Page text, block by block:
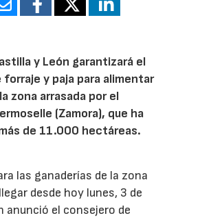
y León garantizará el
y paja para alimentar
zona arrasada por el
(Zamora), que ha
de 11.000 hectáreas.
las ganaderías de la zona
desde hoy lunes, 3 de
anunció el consejero de